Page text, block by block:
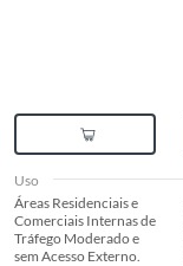
Uso
Áreas Residenciais e
Comerciais Internas de
Tráfego Moderado e
sem Acesso Externo.